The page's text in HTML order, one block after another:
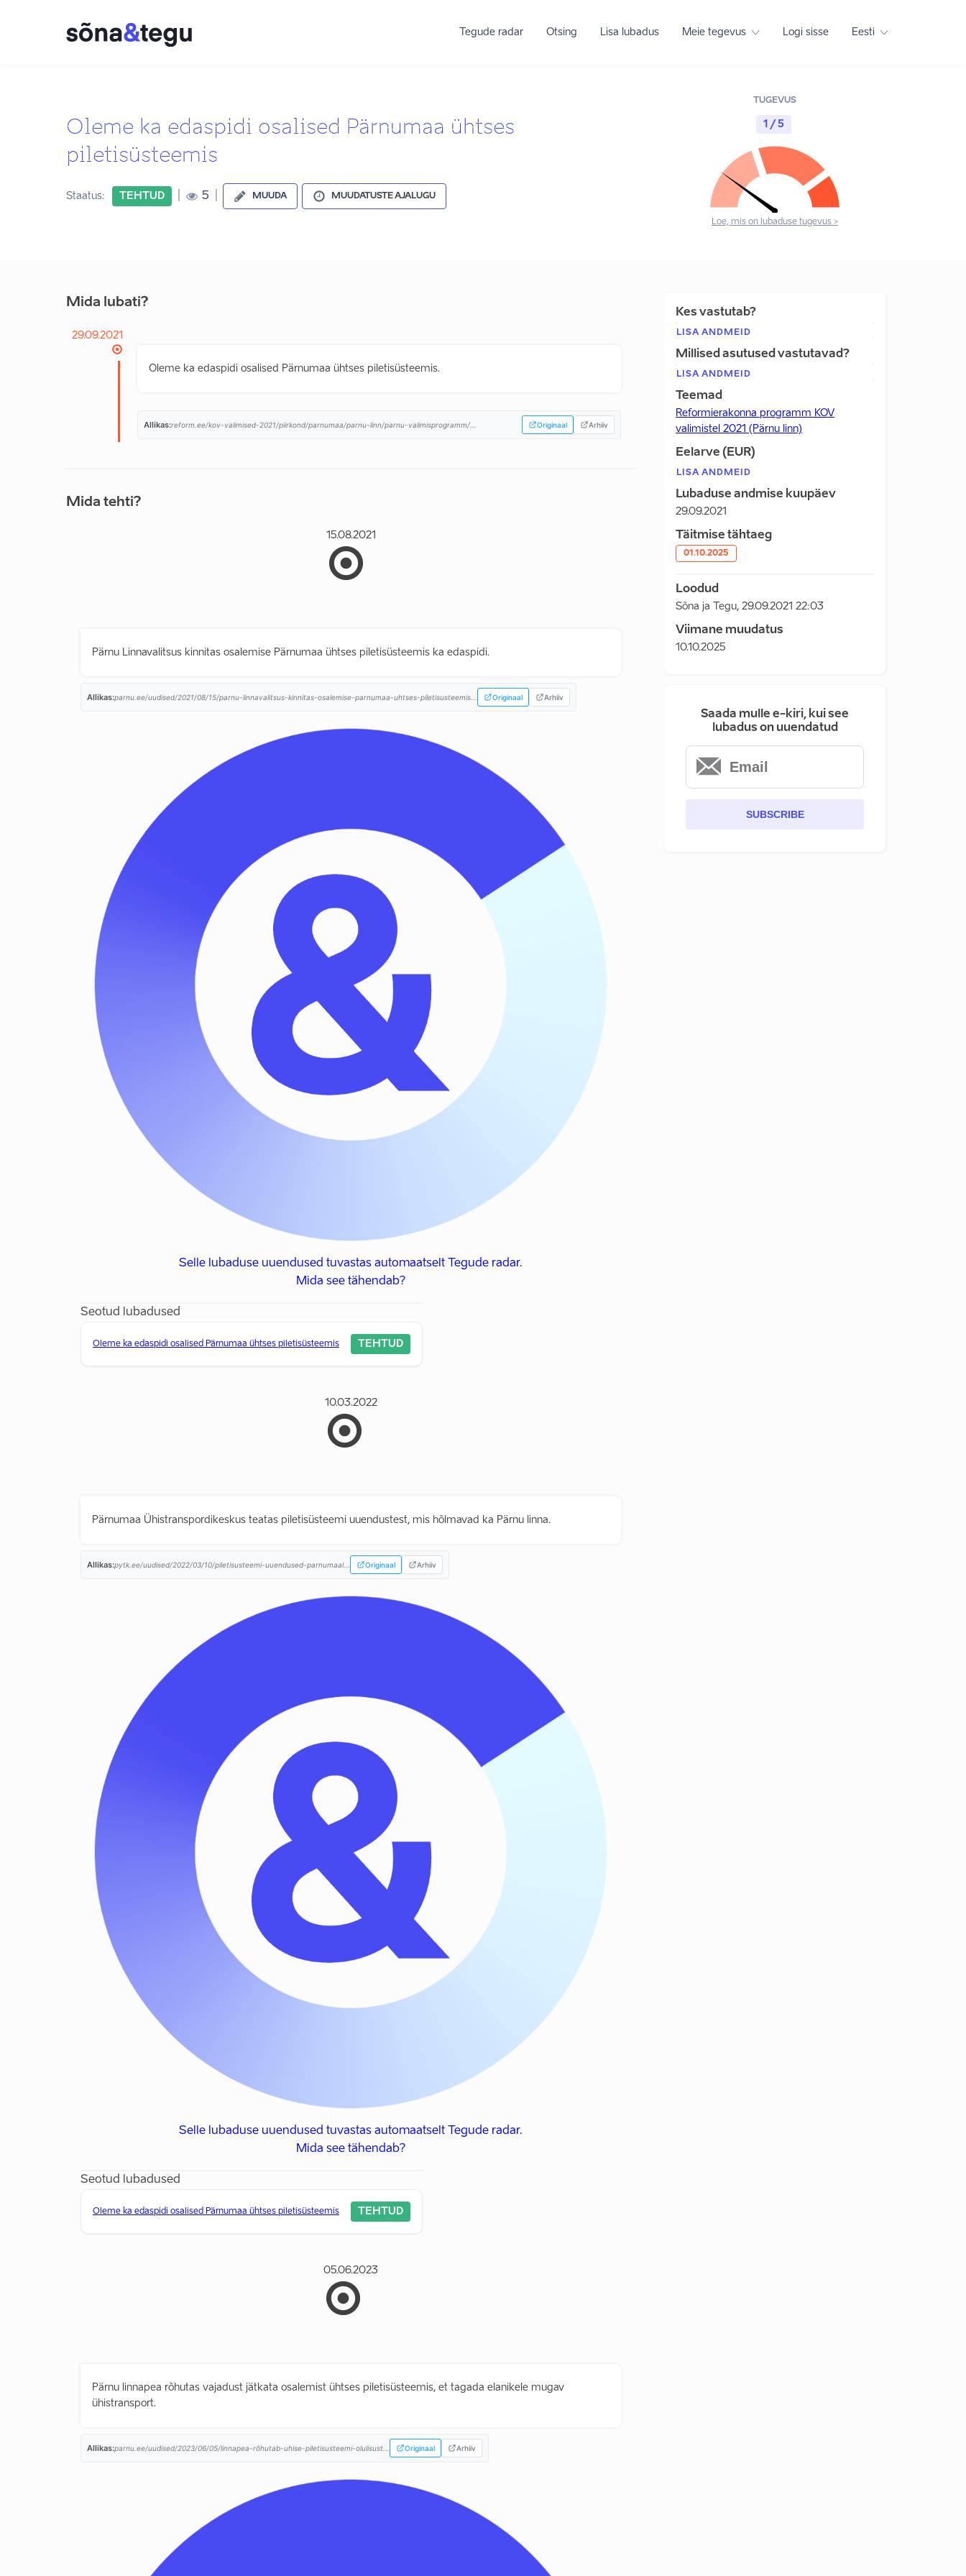
Tegude radar Otsing Lisa lubadus Meie tegevus Logi sisse Eesti
Oleme ka edaspidi osalised Pärnumaa ühtses
piletisüsteemis
Staatus: TEHTUD 5 MUUDA MUUDATUSTE AJALUGU
TUGEVUS
1 / 5
Loe, mis on lubaduse tugevus >
Mida lubati?
29.09.2021
Oleme ka edaspidi osalised Pärnumaa ühtses piletisüsteemis.
Allikas:reform.ee/kov-valimised-2021/piirkond/parnumaa/parnu-linn/parnu-valimisprogramm/... Originaal Arhiiv
Mida tehti?
15.08.2021
Pärnu Linnavalitsus kinnitas osalemise Pärnumaa ühtses piletisüsteemis ka edaspidi.
Allikas:parnu.ee/uudised/2021/08/15/parnu-linnavalitsus-kinnitas-osalemise-parnumaa-uhtses-piletisusteemis... Originaal Arhiiv
Selle lubaduse uuendused tuvastas automaatselt Tegude radar.
Mida see tähendab?
Seotud lubadused
Oleme ka edaspidi osalised Pärnumaa ühtses piletisüsteemis TEHTUD
10.03.2022
Pärnumaa Ühistranspordikeskus teatas piletisüsteemi uuendustest, mis hõlmavad ka Pärnu linna.
Allikas:pytk.ee/uudised/2022/03/10/piletisusteemi-uuendused-parnumaal... Originaal Arhiiv
Selle lubaduse uuendused tuvastas automaatselt Tegude radar.
Mida see tähendab?
Seotud lubadused
Oleme ka edaspidi osalised Pärnumaa ühtses piletisüsteemis TEHTUD
05.06.2023
Pärnu linnapea rõhutas vajadust jätkata osalemist ühtses piletisüsteemis, et tagada elanikele mugav
ühistransport.
Allikas:parnu.ee/uudised/2023/06/05/linnapea-rõhutab-uhise-piletisusteemi-olulisust... Originaal Arhiiv
Kes vastutab?
LISA ANDMEID
Millised asutused vastutavad?
LISA ANDMEID
Teemad
Reformierakonna programm KOV
valimistel 2021 (Pärnu linn)
Eelarve (EUR)
LISA ANDMEID
Lubaduse andmise kuupäev
29.09.2021
Täitmise tähtaeg
01.10.2025
Loodud
Sõna ja Tegu, 29.09.2021 22:03
Viimane muudatus
10.10.2025
Saada mulle e-kiri, kui see
lubadus on uuendatud
SUBSCRIBE